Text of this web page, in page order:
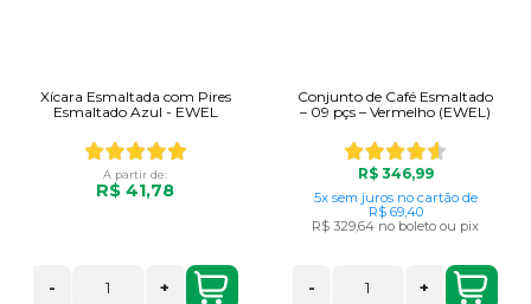
Xícara Esmaltada com Pires
Esmaltado Azul - EWEL
A partir de:
R$ 41,78
- +
Conjunto de Café Esmaltado
– 09 pçs – Vermelho (EWEL)
R$ 346,99
5x sem juros no cartãode
R$ 69,40
R$ 329,64 no boleto ou pix
- +